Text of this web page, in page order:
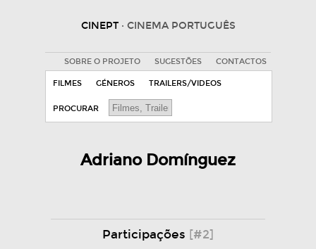
CINEPT · CINEMA PORTUGUÊS
SOBRE O PROJETO SUGESTÕES CONTACTOS
FILMES GÉNEROS TRAILERS/VIDEOS
PROCURAR
Adriano Domínguez
Participações [#2]